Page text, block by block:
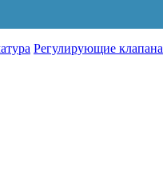
Регулирующие клапана